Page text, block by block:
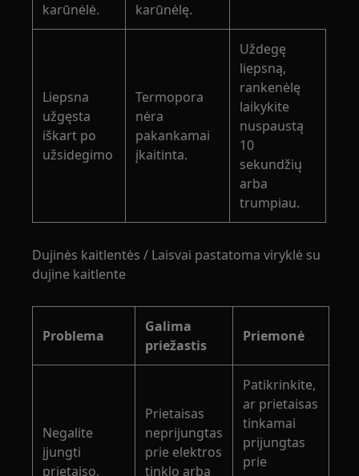
karūnėlė.
karūnėlę.
Liepsna
užgęsta
iškart po
užsidegimo
Termopora
nėra
pakankamai
įkaitinta.
Uždegę
liepsną,
rankenėlę
laikykite
nuspaustą
10
sekundžių
arba
trumpiau.
Dujinės kaitlentės / Laisvai pastatoma viryklė su
dujine kaitlente
Problema
Galima
priežastis
Priemonė
Negalite
įjungti
prietaiso,
Prietaisas
neprijungtas
prie elektros
tinklo arba
Patikrinkite,
ar prietaisas
tinkamai
prijungtas
prie